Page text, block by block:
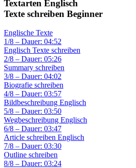
Textarten Englisch
Texte schreiben Beginner
Englische Texte
1/8 – Dauer: 04:52
Englisch Texte schreiben
2/8 – Dauer: 05:26
Summary schreiben
3/8 – Dauer: 04:02
Biografie schreiben
4/8 – Dauer: 03:57
Bildbeschreibung Englisch
5/8 – Dauer: 03:50
Wegbeschreibung Englisch
6/8 – Dauer: 03:47
Article schreiben Englisch
7/8 – Dauer: 03:30
Outline schreiben
8/8 – Dauer: 03:24